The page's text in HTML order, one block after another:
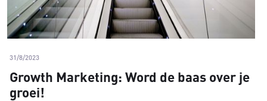
31/8/2023
Growth Marketing: Word de baas over je
groei!